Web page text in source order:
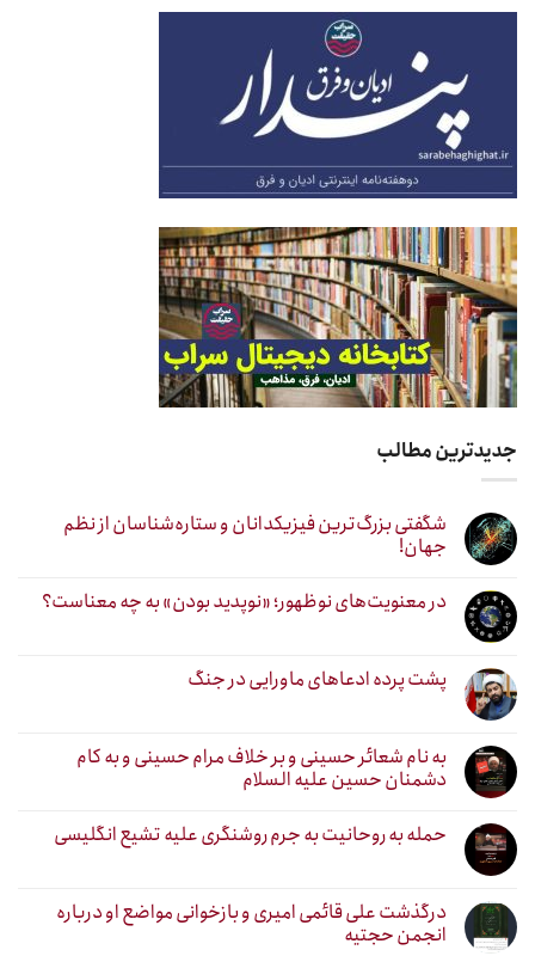
جدیدترین مطالب
شگفتی بزرگ‌ترین فیزیکدانان و ستاره‌شناسان از نظم
جهان!
در معنویت‌های نوظهور؛ «نوپدید بودن» به چه معناست؟
پشت پرده ادعاهای ماورایی در جنگ
به نام شعائر حسینی و بر خلاف مرام حسینی و به کام
دشمنان حسین علیه السلام
حمله به روحانیت به جرم روشنگری علیه تشیع انگلیسی
درگذشت علی قائمی امیری و بازخوانی مواضع او درباره
انجمن حجتیه